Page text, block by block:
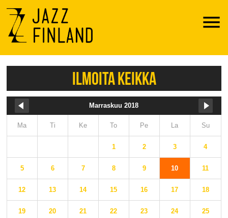
Menu
ILMOITA KEIKKA
Marraskuu 2018
Ma Ti Ke To Pe La Su
1 2 3 4
5 6 7 8 9 10 11
12 13 14 15 16 17 18
19 20 21 22 23 24 25